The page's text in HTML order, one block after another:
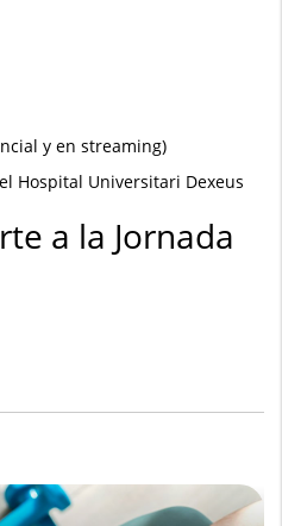
y en streaming)
Hospital Universitari Dexeus
a la Jornada